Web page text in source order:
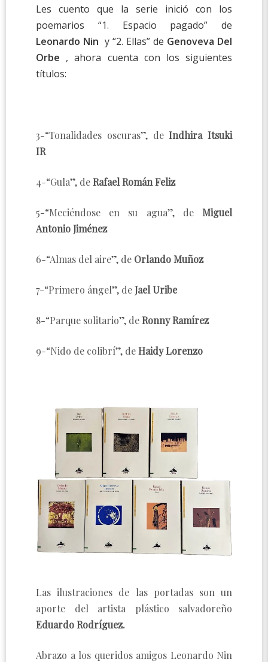
Les cuento que la serie inició con los
poemarios “1. Espacio pagado” de
Leonardo Nin y “2. Ellas” de Genoveva Del
Orbe , ahora cuenta con los siguientes
títulos:
3-“Tonalidades oscuras”, deIndhira Itsuki
IR
4-“Gula”, deRafael Román Feliz
5-“Meciéndose en su agua”, de Miguel
Antonio Jiménez
6-“Almas del aire”, de Orlando Muñoz
7-“Primero ángel”, deJael Uribe
8-“Parque solitario”, deRonny Ramírez
9-“Nido de colibrí”, deHaidy Lorenzo
Las ilustraciones de las portadas son un
aporte del artista plástico salvadoreño
Eduardo Rodríguez.
Abrazo a los queridos amigos Leonardo Nin